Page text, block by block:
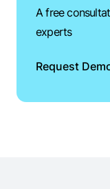
A free
experts
Request